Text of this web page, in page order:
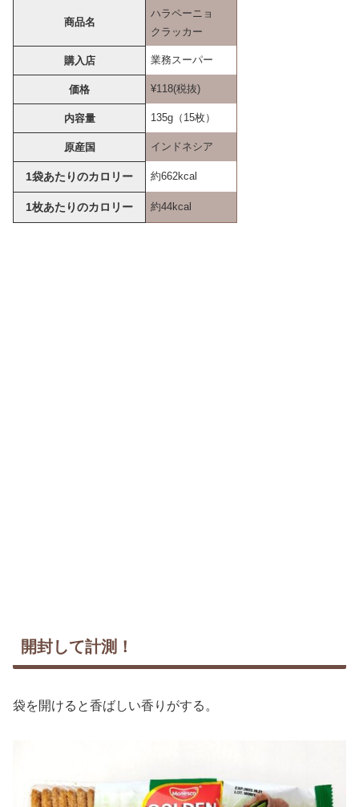
商品名
ハラペーニョ
クラッカー
購入店 業務スーパー
価格 ¥118(税抜)
内容量 135g（15枚）
原産国 インドネシア
1袋あたりのカロリー 約662kcal
1枚あたりのカロリー 約44kcal
開封して計測！
袋を開けると香ばしい香りがする。